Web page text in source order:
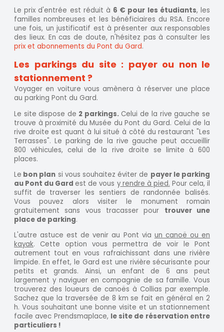
Le prix d'entrée est réduit à 6 € pour les étudiants, les
familles nombreuses et les bénéficiaires du RSA. Encore
une fois, un justificatif est à présenter aux responsables
des lieux. En cas de doute, n'hésitez pas à consulter les
prix et abonnements du Pont du Gard.
Les parkings du site : payer ou non le
stationnement ?
Voyager en voiture vous amènera à réserver une place
au parking Pont du Gard.
Le site dispose de 2 parkings. Celui de la rive gauche se
trouve à proximité du Musée du Pont du Gard. Celui de la
rive droite est quant à lui situé à côté du restaurant "Les
Terrasses". Le parking de la rive gauche peut accueillir
800 véhicules, celui de la rive droite se limite à 600
places.
Le bon plan si vous souhaitez éviter de payer le parking
au Pont du Gard est de vous yrendre à pied. Pour cela, il
suffit de traverser les sentiers de randonnée balisés.
Vous pouvez alors visiter le monument romain
gratuitement sans vous tracasser pour trouver une
place de parking.
L'autre astuce est de venir au Pont via un canoë ou en
kayak. Cette option vous permettra de voir le Pont
autrement tout en vous rafraichissant dans une rivière
limpide. En effet, le Gard est une rivière sécurisante pour
petits et grands. Ainsi, un enfant de 6 ans peut
largement y naviguer en compagnie de sa famille. Vous
trouverez des loueurs de canoës à Collias par exemple.
Sachez que la traversée de 8 km se fait en général en 2
h. Vous souhaitant une bonne visite et un stationnement
facile avec Prendsmaplace, le site de réservation entre
particuliers !